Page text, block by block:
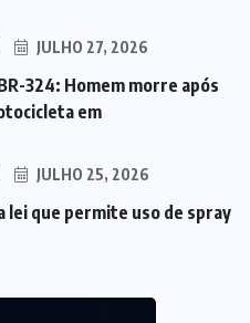
JULHO 27, 2026
324: Homem morre após
em
JULHO 25, 2026
lei que permite uso de spray